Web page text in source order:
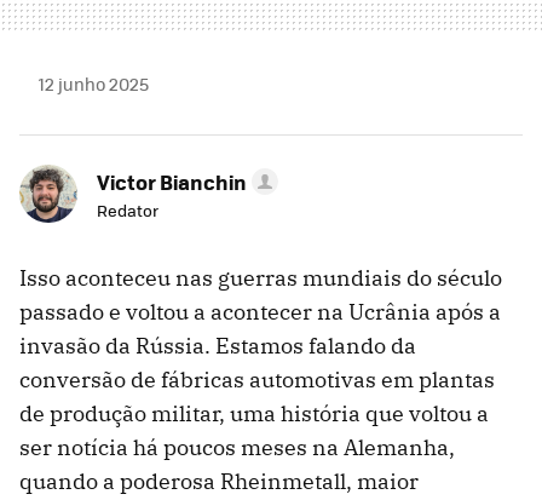
12 junho 2025
Victor Bianchin
Redator
Isso aconteceu nas guerras mundiais do século
passado e voltou a acontecer na Ucrânia após a
invasão da Rússia. Estamos falando da
conversão de fábricas automotivas em plantas
de produção militar, uma história que voltou a
ser notícia há poucos meses na Alemanha,
quando a poderosa Rheinmetall, maior